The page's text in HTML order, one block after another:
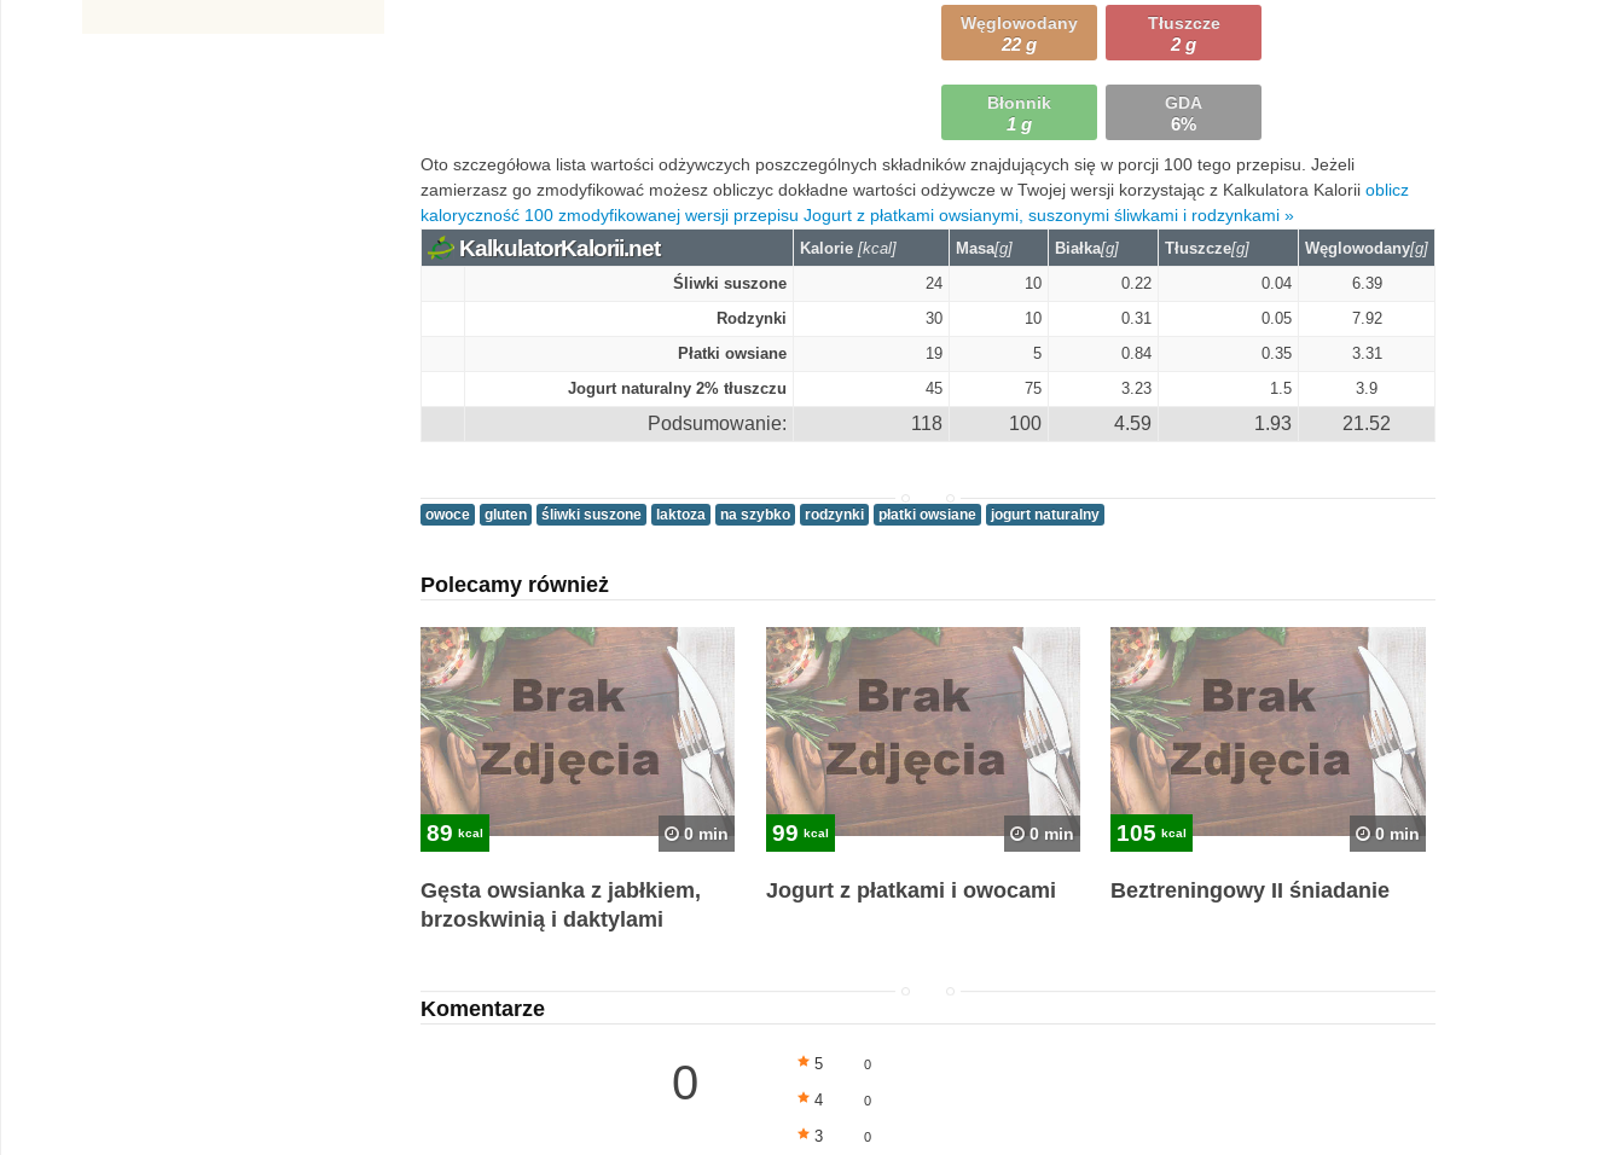
Węglowodany
22 g
Tłuszcze
2 g
Błonnik
1 g
GDA
6%
Oto szczegółowa lista wartości odżywczych poszczególnych składników znajdujących się w porcji 100 tego przepisu. Jeżeli
zamierzasz go zmodyfikować możesz obliczyc dokładne wartości odżywcze w Twojej wersji korzystając z Kalkulatora Kalorii oblicz
kaloryczność 100 zmodyfikowanej wersji przepisu Jogurt z płatkami owsianymi, suszonymi śliwkami i rodzynkami »
KalkulatorKalorii.net Kalorie [kcal] Masa[g] Białka[g] Tłuszcze[g] Węglowodany[g]
Śliwki suszone
24 10 0.22 0.04
6.39
Rodzynki
30 10 0.31 0.05
7.92
Płatki owsiane
19 5 0.84 0.35
3.31
Jogurt naturalny 2% tłuszczu
45 75 3.23 1.5 3.9
Podsumowanie: 118 100 4.59 1.93 21.52
owoce gluten śliwki suszone laktoza na szybko rodzynki płatki owsiane jogurt naturalny
Polecamy również
89 kcal 0 min
Gęsta owsianka z jabłkiem,
brzoskwinią i daktylami
99 kcal 0 min
Jogurt z płatkami i owocami
105 kcal 0 min
Beztreningowy II śniadanie
Komentarze
0 5 0
4 0
3 0